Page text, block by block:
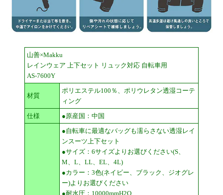
山善×Makku
レインウェア 上下セット リュック対応 自転車用
AS-7600Y
材質
ポリエステル100％、ポリウレタン透湿コーテ
ィング
仕様
●原産国：中国
●自転車に最適なバッグも濡らさない透湿レイ
ンスーツ上下セット
●サイズ：6サイズよりお選びください(S、
M、L、LL、EL、4L)
●カラー：3色(ネイビー、ブラック、ジオグレ
ー)よりお選びください
●耐水圧：10000mmH2O